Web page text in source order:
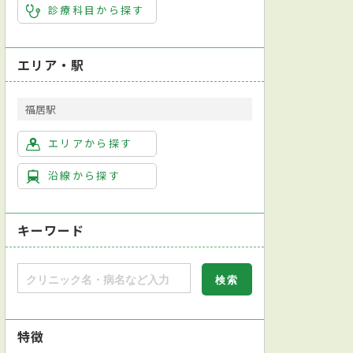
診療科目から探す
エリア・駅
福居駅
エリアから探す
沿線から探す
キーワード
特徴